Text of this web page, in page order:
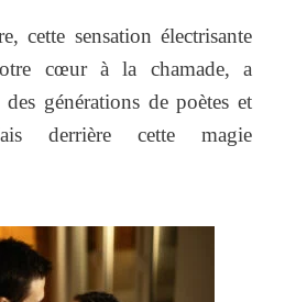
cette sensation électrisante
cœur à la chamade, a
générations de poètes et
derrière cette magie